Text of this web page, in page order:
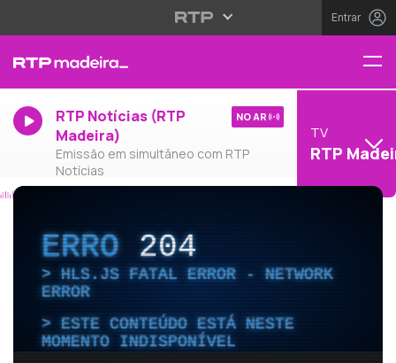
Entrar
RTP Notícias (RTP
Madeira)
Emissão em simultâneo com RTP
Notícias
NO AR
TV
RTP
ERRO204
HLS.JS FATAL ERROR - NETWORK
ERROR
ESTE CONTEÚDO ESTÁ NESTE
MOMENTO INDISPONÍVEL